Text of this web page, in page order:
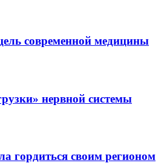
современной медицины
нервной системы
гордиться своим регионом